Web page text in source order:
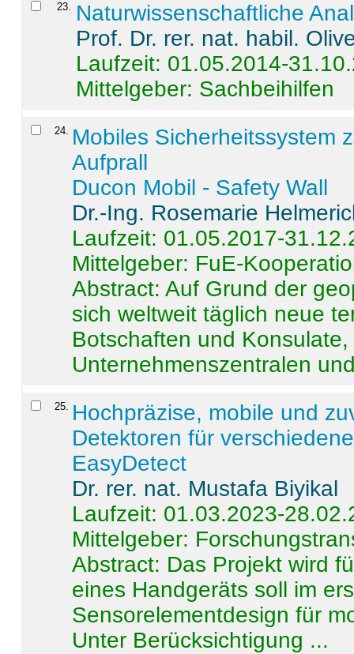
23. Naturwissenschaftliche
Prof. Dr. rer. nat. habil.
Laufzeit: 01.05.2014-
Mittelgeber: Sachbeihilfen
24. Mobiles Sicherheitssystem
Aufprall
Ducon Mobil - Safety Wall
Dr.-Ing. Rosemarie
Laufzeit: 01.05.2017-
Mittelgeber: FuE-
Abstract:Auf Grund der
sich weltweit täglich neue
Botschaften und
Unternehmenszentralen
25. Hochpräzise, mobile und
Detektoren für
EasyDetect
Dr. rer. nat. Mustafa Biyikal
Laufzeit: 01.03.2023-
Mittelgeber:
Abstract: Das Projekt wird
eines Handgeräts soll im
Sensorelementdesign für
Unter Berücksichtigung ...